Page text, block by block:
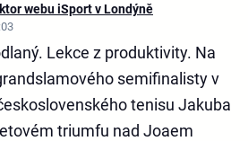
webu iSport v Londýně
Lekce z produktivity. Na
semifinalisty v
tenisu Jakuba
triumfu nad Joaem